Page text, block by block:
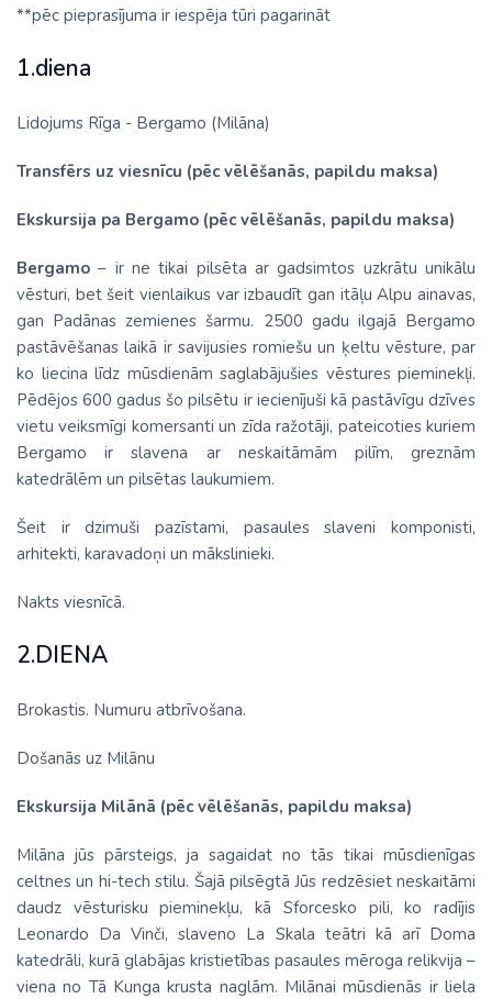
**pēc pieprasījuma ir iespēja tūri pagarināt
1.diena
Lidojums Rīga - Bergamo (Milāna)
Transfērs uz viesnīcu (pēc vēlēšanās, papildu maksa)
Ekskursija pa Bergamo (pēc vēlēšanās, papildu maksa)
Bergamo – ir ne tikai pilsēta ar gadsimtos uzkrātu unikālu
vēsturi, bet šeit vienlaikus var izbaudīt gan itāļu Alpu ainavas,
gan Padānas zemienes šarmu. 2500 gadu ilgajā Bergamo
pastāvēšanas laikā ir savijusies romiešu un ķeltu vēsture, par
ko liecina līdz mūsdienām saglabājušies vēstures pieminekļi.
Pēdējos 600 gadus šo pilsētu ir iecienījuši kā pastāvīgu dzīves
vietu veiksmīgi komersanti un zīda ražotāji, pateicoties kuriem
Bergamo ir slavena ar neskaitāmām pilīm, greznām
katedrālēm un pilsētas laukumiem.
Šeit ir dzimuši pazīstami, pasaules slaveni komponisti,
arhitekti, karavadoņi un mākslinieki.
Nakts viesnīcā.
2.DIENA
Brokastis. Numuru atbrīvošana.
Došanās uz Milānu
Ekskursija Milānā (pēc vēlēšanās, papildu maksa)
Milāna jūs pārsteigs, ja sagaidat no tās tikai mūsdienīgas
celtnes un hi-tech stilu. Šajā pilsēgtā Jūs redzēsiet neskaitāmi
daudz vēsturisku pieminekļu, kā Sforcesko pili, ko radījis
Leonardo Da Vinči, slaveno La Skala teātri kā arī Doma
katedrāli, kurā glabājas kristietības pasaules mēroga relikvija –
viena no Tā Kunga krusta naglām. Milānai mūsdienās ir liela